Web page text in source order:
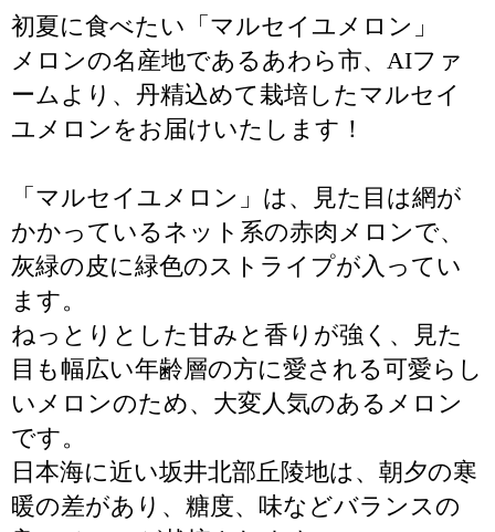
初夏に食べたい「マルセイユメロン」
メロンの名産地であるあわら市、AIファ
ームより、丹精込めて栽培したマルセイ
ユメロンをお届けいたします！
「マルセイユメロン」は、見た目は網が
かかっているネット系の赤肉メロンで、
灰緑の皮に緑色のストライプが入ってい
ます。
ねっとりとした甘みと香りが強く、見た
目も幅広い年齢層の方に愛される可愛らし
いメロンのため、大変人気のあるメロン
です。
日本海に近い坂井北部丘陵地は、朝夕の寒
暖の差があり、糖度、味などバランスの